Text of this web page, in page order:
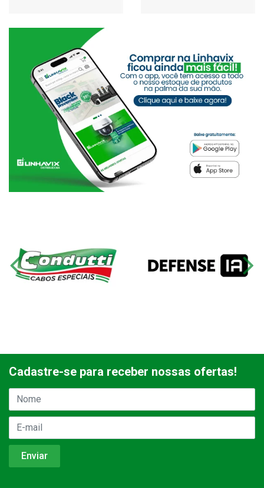
Cadastre-se para receber nossas ofertas!